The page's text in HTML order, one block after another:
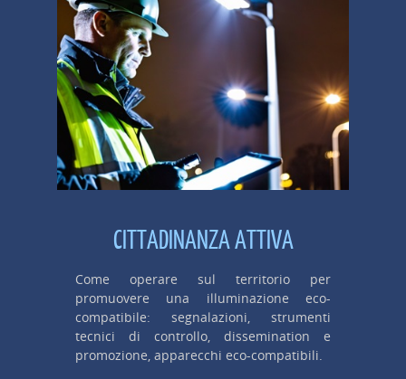
CITTADINANZA ATTIVA
Come operare sul territorio per
promuovere una illuminazione eco-
compatibile: segnalazioni, strumenti
tecnici di controllo, dissemination e
promozione, apparecchi eco-compatibili.